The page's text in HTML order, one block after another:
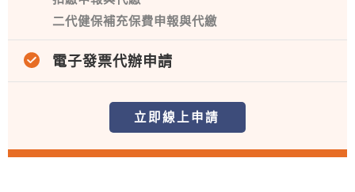
二代健保補充保費申報與代繳
電子發票代辦申請
立即線上申請